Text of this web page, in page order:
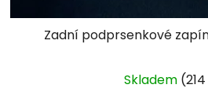
Zadní podprsenkové
Skladem